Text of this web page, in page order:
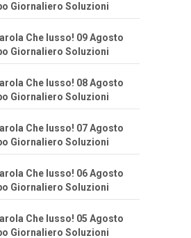
Giornaliero Soluzioni
Che lusso! 09 Agosto
Giornaliero Soluzioni
Che lusso! 08 Agosto
Giornaliero Soluzioni
Che lusso! 07 Agosto
Giornaliero Soluzioni
Che lusso! 06 Agosto
Giornaliero Soluzioni
Che lusso! 05 Agosto
Giornaliero Soluzioni